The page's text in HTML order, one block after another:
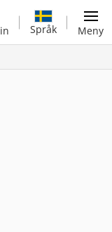
Språk Meny